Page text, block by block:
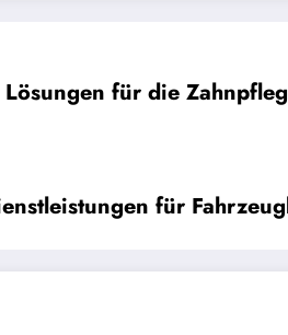
Lösungen für die
für